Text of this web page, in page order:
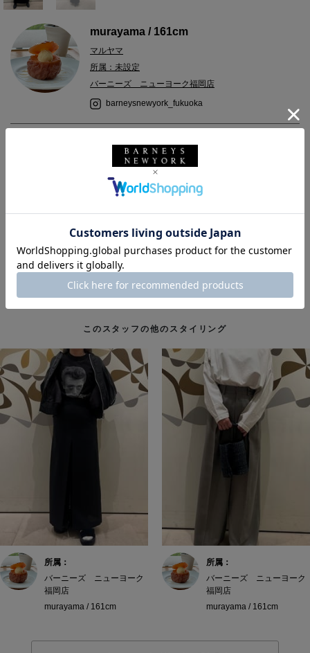
murayama / 161cm
マルヤマ
所属：未設定
バーニーズ ニューヨーク福岡店
barneysnewyork_fukuoka
今シーズンの＜SACAI＞のプリントは大人もポップに着やすいで
バーニーズ ニューヨーク SACAI ウィメンズウェア
バーニーズ ニューヨーク福岡店
このスタッフの他のスタイリング
所属：
バーニーズ ニューヨーク
福岡店
murayama / 161cm
所属：
バーニーズ ニューヨーク
福岡店
murayama / 161cm